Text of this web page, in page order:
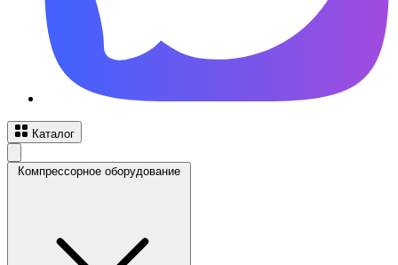
Каталог
Компрессорное оборудование